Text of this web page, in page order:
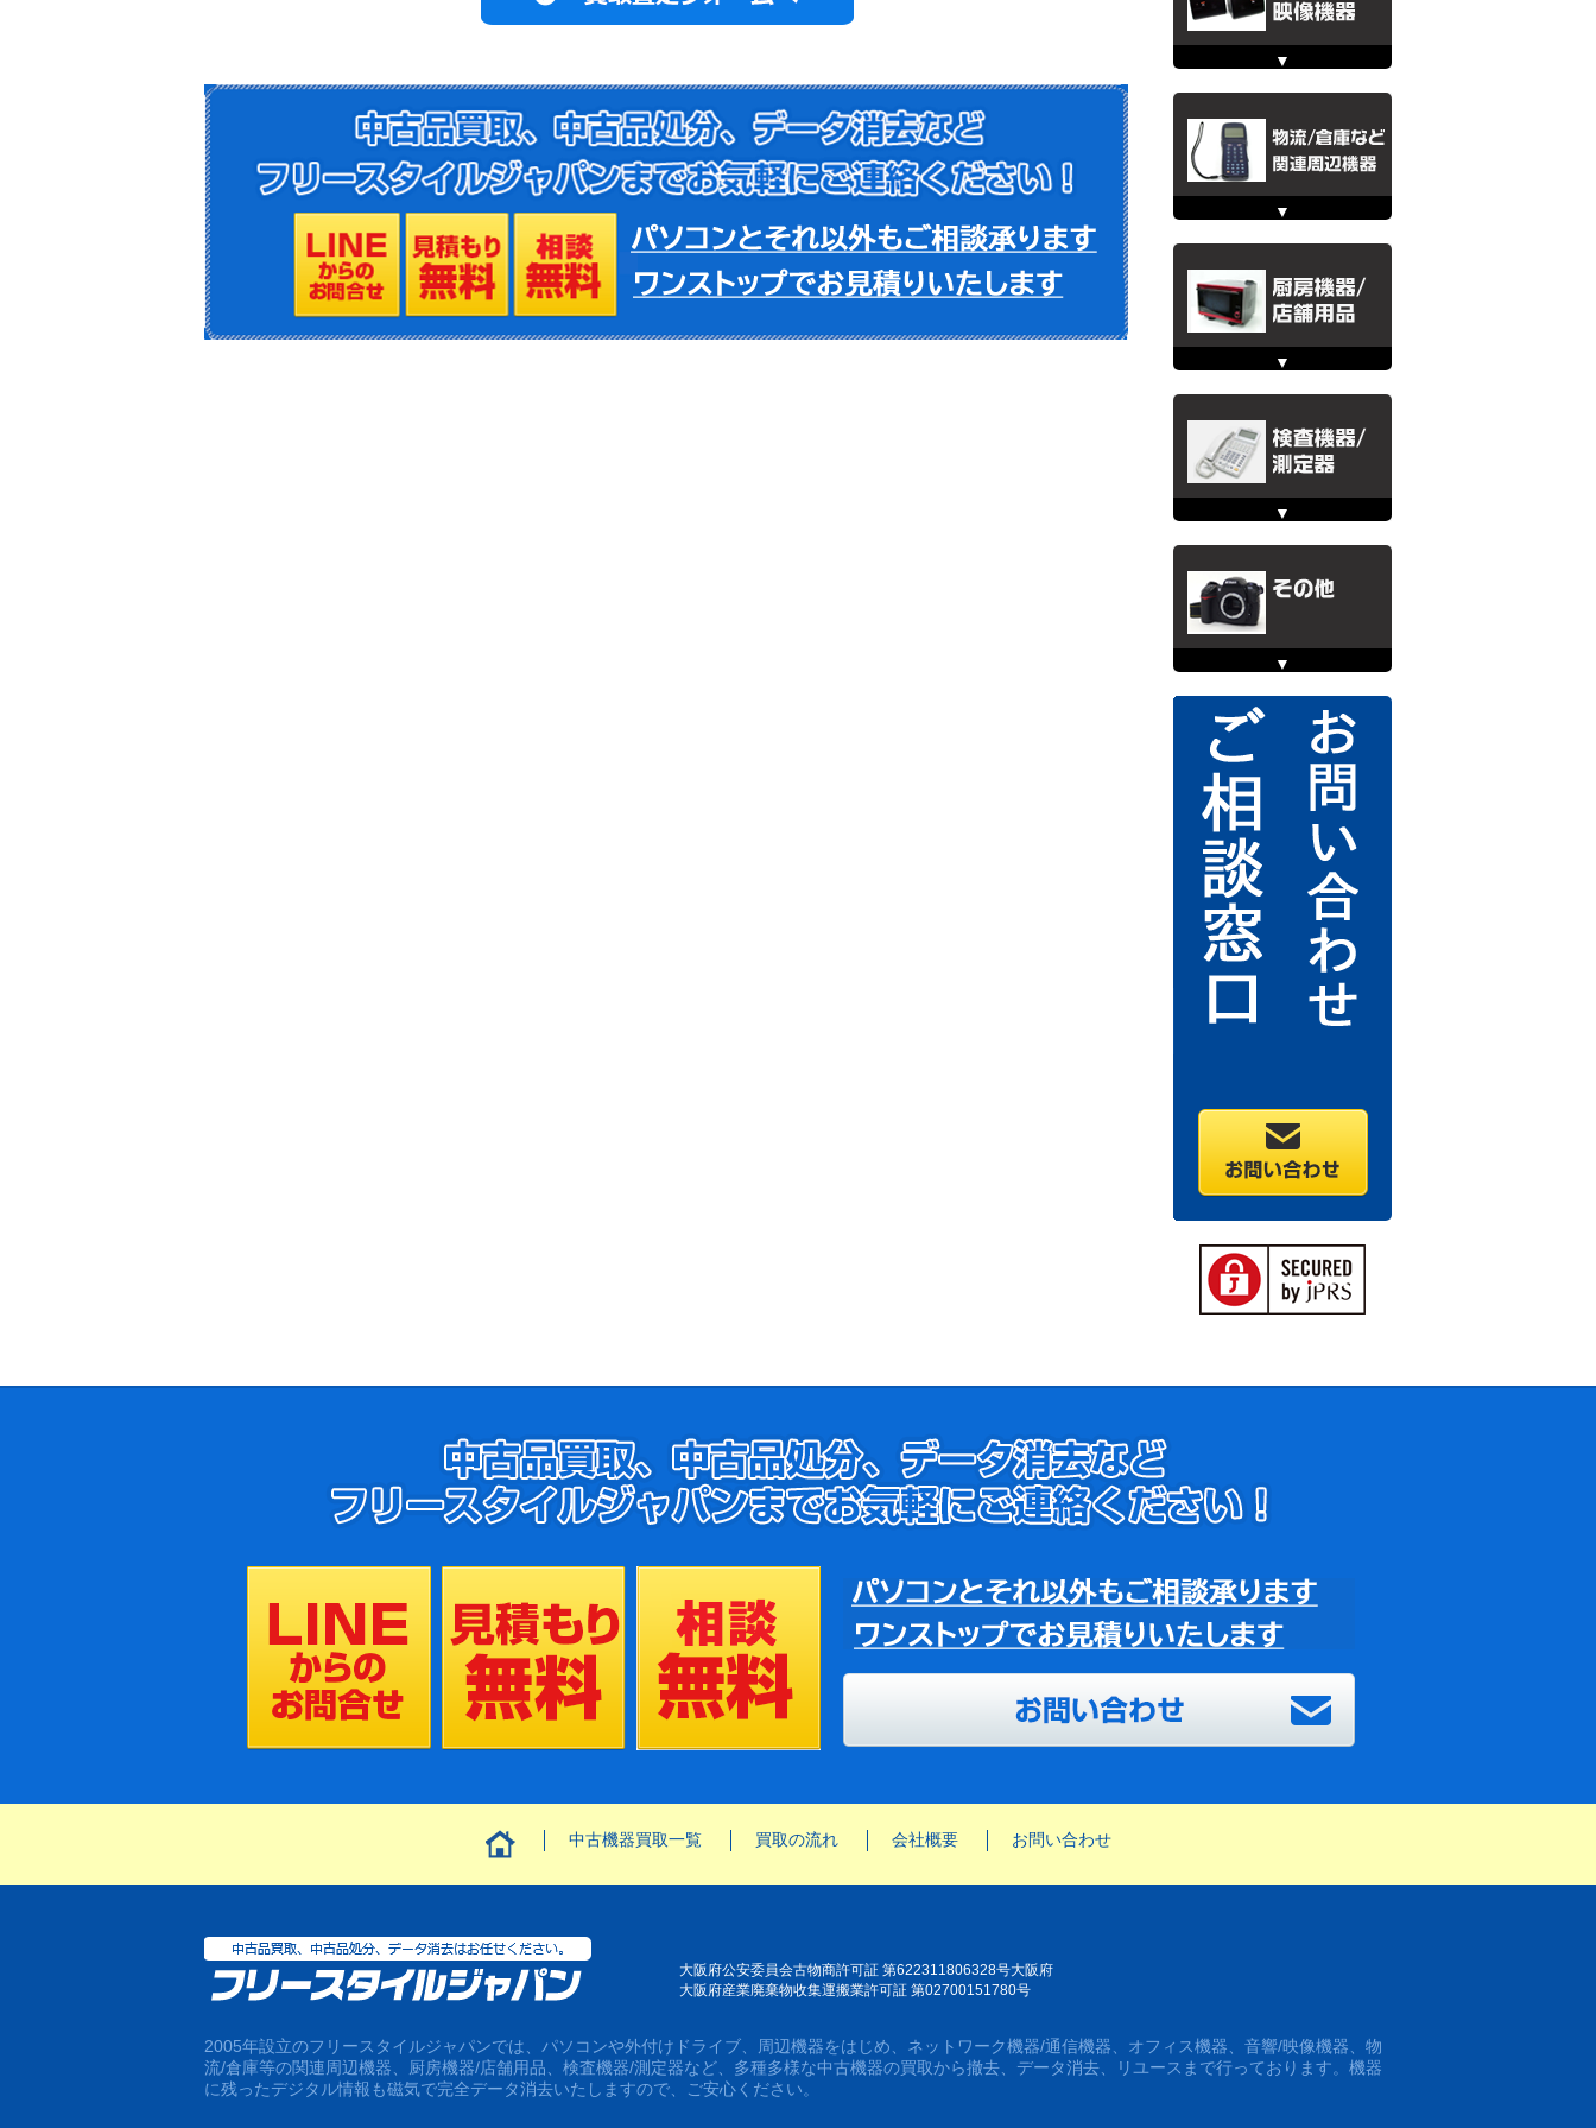
中古機器買取一覧 買取の流れ 会社概要 お問い合わせ
大阪府公安委員会古物商許可証 第622311806328号大阪府
大阪府産業廃棄物收集運搬業許可証 第02700151780号
2005年設立のフリースタイルジャパンでは、パソコンや外付けドライブ、周辺機器をはじめ、ネットワーク機器/通信機器、オフィス機器、音響/映像機器、物
流/倉庫等の関連周辺機器、厨房機器/店舗用品、検査機器/測定器など、多種多様な中古機器の買取から撤去、データ消去、リユースまで行っております。機器
に残ったデジタル情報も磁気で完全データ消去いたしますので、ご安心ください。